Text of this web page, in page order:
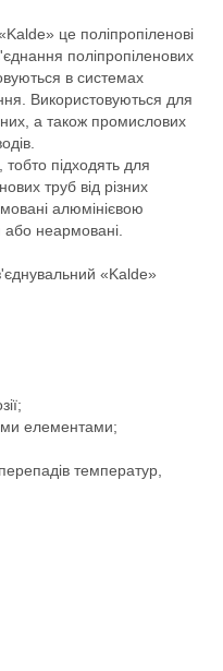
це поліпропіленові
поліпропіленових
в системах
Використовуються для
а також промислових
тобто підходять для
труб від різних
алюмінієвою
неармовані.
«Kalde»
елементами;
температур,